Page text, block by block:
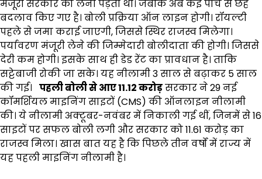
मंजूरी सरकार को लेनी पड़ती थी। जबकि अब कई पांच से छह
बदलाव किए गए है। बोली प्रक्रिया ऑन लाइन होगी। ​​​​​​रॉयल्टी
पहले से जमा कराई जाएगी, जिससे स्थिर राजस्व मिलेगा।
पर्यावरण मंजूरी लेने की जिम्मेदारी बोलीदाता की होगी। जिससे
देरी कम होगी। इसके साथ ही डेड रेंट का प्रावधान है। ताकि
सट्टेबाजी रोकी जा सके। यह नीलामी 3 साल से बढ़ाकर 5 साल
की गई। पहली बोली से आए 11.12 करोड़सरकार ने 29 नई
कॉमर्शियल माइनिंग साइटों (CMS) की ऑनलाइन नीलामी
की। ये नीलामी अक्टूबर-नवंबर में निकाली गई थीं, जिनमें से 16
साइटों पर सफल बोली लगी और सरकार को ₹11.61 करोड़ का
राजस्व मिला। खास बात यह है कि पिछले तीन वर्षों में राज्य में
यह पहली माइनिंग नीलामी है।